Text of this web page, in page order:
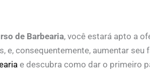
de Barbearia, você estará apto a
e, consequentemente, aumentar seu
e descubra como dar o primeiro